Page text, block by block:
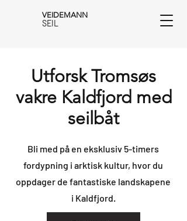
VEIDEMANN
SEIL
Utforsk Tromsøs
vakre Kaldfjord med
seilbåt
Bli med på en eksklusiv 5-timers
fordypning i arktisk kultur, hvor du
oppdager de fantastiske landskapene
i Kaldfjord.